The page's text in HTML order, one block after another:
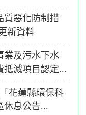
質惡化防制措
新資料
業及污水下水
抵減項目認定...
花蓮縣環保科
休息公告...